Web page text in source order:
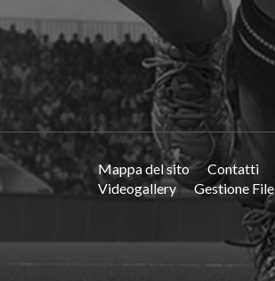
Mappa del sito Contatti
Videogallery
Gestione File